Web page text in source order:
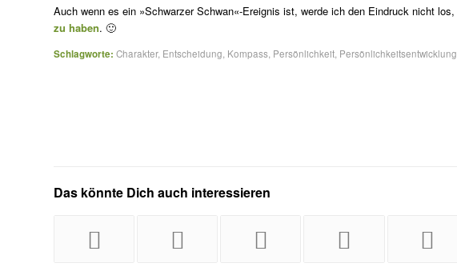
Auch wenn es ein »Schwarzer Schwan«-Ereignis ist, werde ich den Eindruck nicht los,
zu haben. 🙂
Schlagworte: Charakter, Entscheidung Kompass Persönlichkeit Persönlichkeitsentwicklung
Das könnte Dich auch interessieren